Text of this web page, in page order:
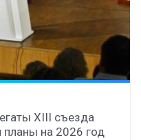
XIII съезда
планы на 2026 год